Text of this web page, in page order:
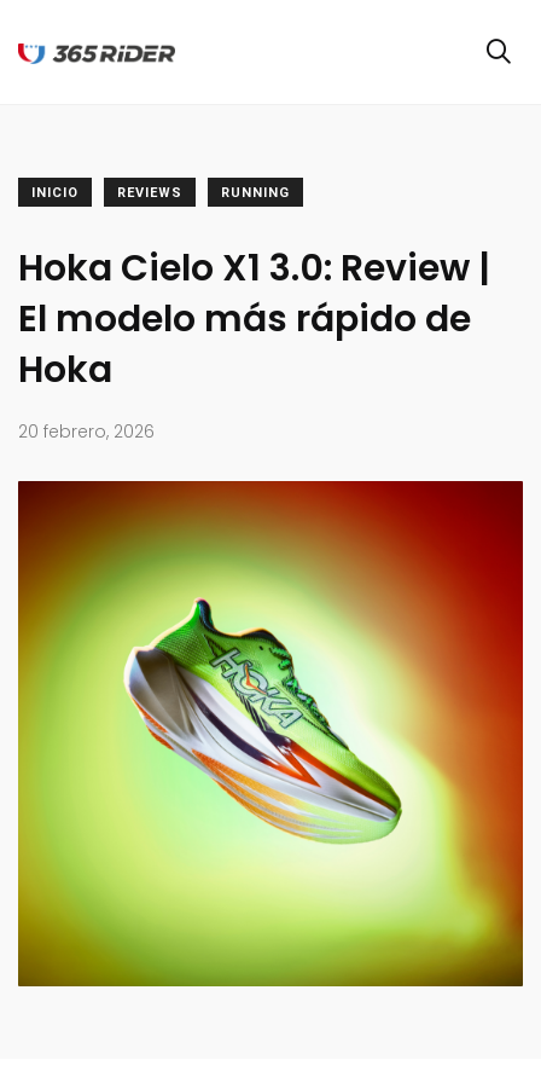
INICIO REVIEWS RUNNING
Hoka Cielo X1 3.0: Review |
El modelo más rápido de
Hoka
20 febrero, 2026